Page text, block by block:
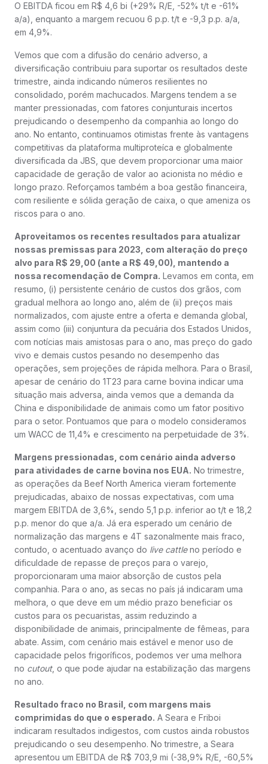
O EBITDA ficou em R$ 4,6 bi (+29% R/E, -52% t/t e -61%
a/a), enquanto a margem recuou 6 p.p. t/t e -9,3 p.p. a/a,
em 4,9%.
Vemos que com a difusão do cenário adverso, a
diversificação contribuiu para suportar os resultados deste
trimestre, ainda indicando números resilientes no
consolidado, porém machucados. Margens tendem a se
manter pressionadas, com fatores conjunturais incertos
prejudicando o desempenho da companhia ao longo do
ano. No entanto, continuamos otimistas frente às vantagens
competitivas da plataforma multiproteíca e globalmente
diversificada da JBS, que devem proporcionar uma maior
capacidade de geração de valor ao acionista no médio e
longo prazo. Reforçamos também a boa gestão financeira,
com resiliente e sólida geração de caixa, o que ameniza os
riscos para o ano.
Aproveitamos os recentes resultados para atualizar
nossas premissas para 2023, com alteração do preço
alvo para R$ 29,00 (ante a R$ 49,00), mantendo a
nossa recomendação de Compra. Levamos em conta, em
resumo, (i) persistente cenário de custos dos grãos, com
gradual melhora ao longo ano, além de (ii) preços mais
normalizados, com ajuste entre a oferta e demanda global,
assim como (iii) conjuntura da pecuária dos Estados Unidos,
com notícias mais amistosas para o ano, mas preço do gado
vivo e demais custos pesando no desempenho das
operações, sem projeções de rápida melhora. Para o Brasil,
apesar de cenário do 1T23 para carne bovina indicar uma
situação mais adversa, ainda vemos que a demanda da
China e disponibilidade de animais como um fator positivo
para o setor. Pontuamos que para o modelo consideramos
um WACC de 11,4% e crescimento na perpetuidade de 3%.
Margens pressionadas, com cenário ainda adverso
para atividades de carne bovina nos EUA. No trimestre,
as operações da Beef North America vieram fortemente
prejudicadas, abaixo de nossas expectativas, com uma
margem EBITDA de 3,6%, sendo 5,1 p.p. inferior ao t/t e 18,2
p.p. menor do que a/a. Já era esperado um cenário de
normalização das margens e 4T sazonalmente mais fraco,
contudo, o acentuado avanço do live cattleno período e
dificuldade de repasse de preços para o varejo,
proporcionaram uma maior absorção de custos pela
companhia. Para o ano, as secas no país já indicaram uma
melhora, o que deve em um médio prazo beneficiar os
custos para os pecuaristas, assim reduzindo a
disponibilidade de animais, principalmente de fêmeas, para
abate. Assim, com cenário mais estável e menor uso de
capacidade pelos frigoríficos, podemos ver uma melhora
no cutout, o que pode ajudar na estabilização das margens
no ano.
Resultado fraco no Brasil, com margens mais
comprimidas do que o esperado. A Seara e Friboi
indicaram resultados indigestos, com custos ainda robustos
prejudicando o seu desempenho. No trimestre, a Seara
apresentou um EBITDA de R$ 703,9 mi (-38,9% R/E, -60,5%